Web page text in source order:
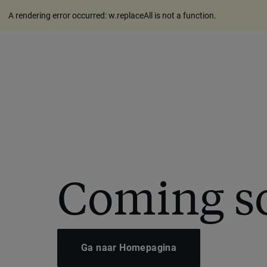
A rendering error occurred:w.replaceAll is not a function.
Coming
Ga naar Homepagina